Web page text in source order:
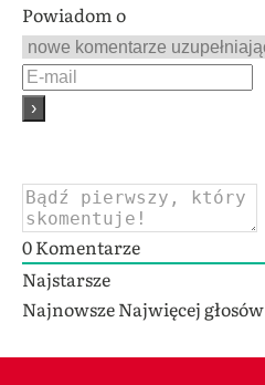
Powiadom o
0Komentarze
Najstarsze
NajnowszeNajwięcej głosów